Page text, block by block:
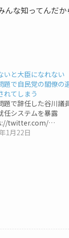
んな知ってんだか
いと大臣になれない
題で自民党の閣僚の
れてしまう
題で辞任した谷川議
任システムを暴露
twitter.com/…
1月22日